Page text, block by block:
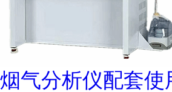
烟气分析仪配套使